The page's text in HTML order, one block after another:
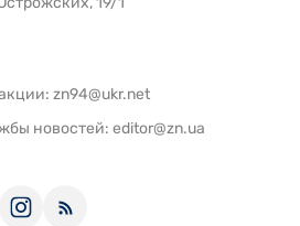
zn94@ukr.net
новостей: editor@zn.ua